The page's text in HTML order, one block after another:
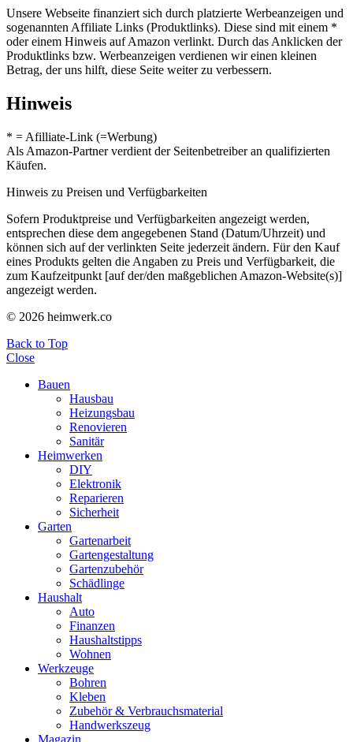
Unsere Webseite finanziert sich durch platzierte Werbeanzeigen und
sogenannten Affiliate Links (Produktlinks). Diese sind mit einem *
oder einem Hinweis auf Amazon verlinkt. Durch das Anklicken der
Produktlinks bzw. Werbeanzeigen verdienen wir einen kleinen
Betrag, der uns hilft, diese Seite weiter zu verbessern.
Hinweis
* = Afilliate-Link (=Werbung)
Als Amazon-Partner verdient der Seitenbetreiber an qualifizierten
Käufen.
Hinweis zu Preisen und Verfügbarkeiten
Sofern Produktpreise und Verfügbarkeiten angezeigt werden,
entsprechen diese dem angegebenen Stand (Datum/Uhrzeit) und
können sich auf der verlinkten Seite jederzeit ändern. Für den Kauf
eines Produkts gelten die Angaben zu Preis und Verfügbarkeit, die
zum Kaufzeitpunkt [auf der/den maßgeblichen Amazon-Website(s)]
angezeigt werden.
© 2026 heimwerk.co
Back to Top
Close
Bauen
Hausbau
Heizungsbau
Renovieren
Sanitär
Heimwerken
DIY
Elektronik
Reparieren
Sicherheit
Garten
Gartenarbeit
Gartengestaltung
Gartenzubehör
Schädlinge
Haushalt
Auto
Finanzen
Haushaltstipps
Wohnen
Werkzeuge
Bohren
Kleben
Zubehör & Verbrauchsmaterial
Handwerkszeug